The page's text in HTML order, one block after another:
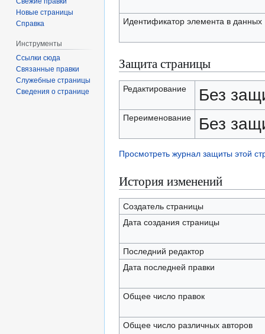
Идентификатор элемента в данных
Защита страницы
Редактирование Без
Переименование Без
Просмотреть журнал защиты этой
История изменений
Создатель страницы
Дата создания страницы
Последний редактор
Дата последней правки
Общее число правок
Общее число различных авторов
Новые страницы
Справка
Инструменты
Ссылки сюда
Связанные правки
Служебные страницы
Сведения о странице